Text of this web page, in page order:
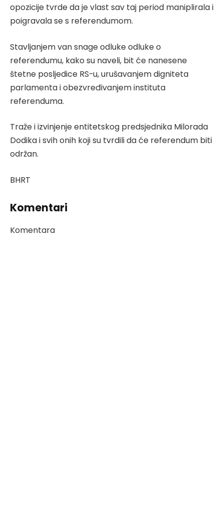
opozicije tvrde da je vlast sav taj period maniplirala i
poigravala se s referendumom.
Stavljanjem van snage odluke odluke o
referendumu, kako su naveli, bit će nanesene
štetne posljedice RS-u, urušavanjem digniteta
parlamenta i obezvređivanjem instituta
referenduma.
Traže i izvinjenje entitetskog predsjednika Milorada
Dodika i svih onih koji su tvrdili da će referendum biti
održan.
BHRT
Komentari
Komentara